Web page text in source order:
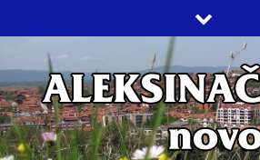
to
content